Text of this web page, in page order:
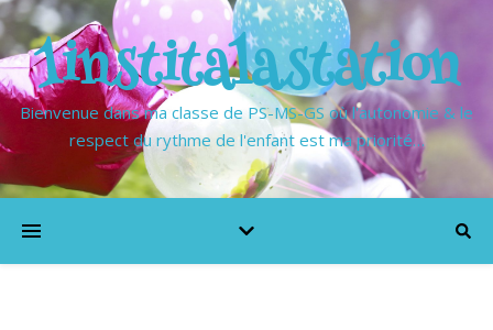
1institalastation
Bienvenue dans ma classe de PS-MS-GS où l'autonomie & le
respect du rythme de l'enfant est ma priorité…